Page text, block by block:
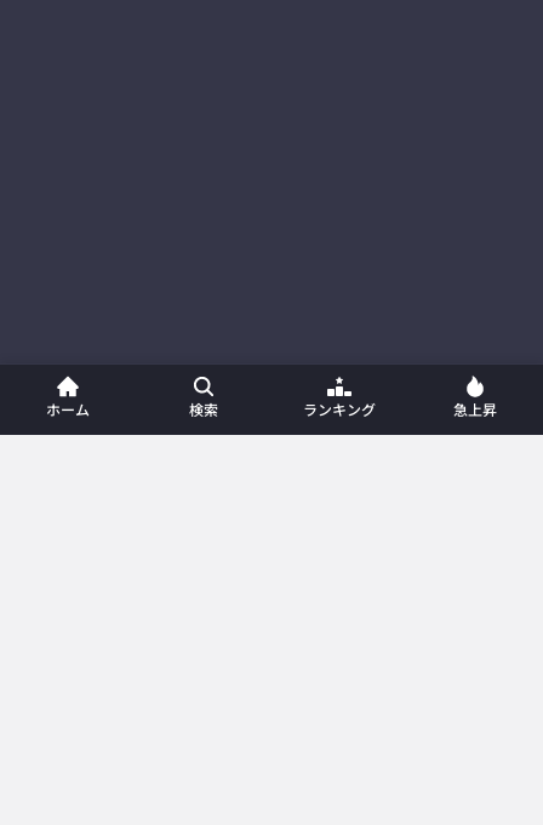
ホーム 検索 ランキング 急上昇